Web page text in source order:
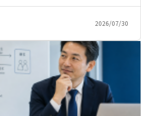
2026/07/30